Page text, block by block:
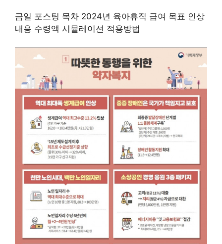
금일 포스팅 목차 2024년 육아휴직 급여 목표 인상
내용 수령액 시뮬레이션 적용방법